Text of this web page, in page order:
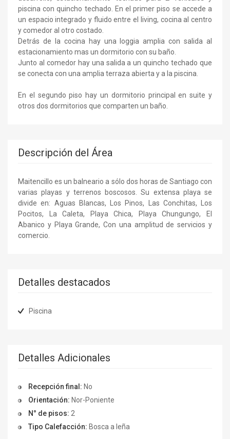
piscina con quincho techado. En el primer piso se accede a
un espacio integrado y fluido entre el living, cocina al centro
y comedor al otro costado.
Detrás de la cocina hay una loggia amplia con salida al
estacionamiento mas un dormitorio con su baño.
Junto al comedor hay una salida a un quincho techado que
se conecta con una amplia terraza abierta y a la piscina.
En el segundo piso hay un dormitorio principal en suite y
otros dos dormitorios que comparten un baño.
Descripción del Área
Maitencillo es un balneario a sólo dos horas de Santiago con
varias playas y terrenos boscosos. Su extensa playa se
divide en: Aguas Blancas, Los Pinos, Las Conchitas, Los
Pocitos, La Caleta, Playa Chica, Playa Chungungo, El
Abanico y Playa Grande, Con una amplitud de servicios y
comercio.
Detalles destacados
Piscina
Detalles Adicionales
Recepción final: No
Orientación: Nor-Poniente
N° de pisos: 2
Tipo Calefacción: Bosca a leña